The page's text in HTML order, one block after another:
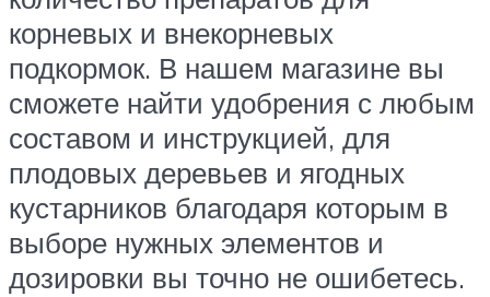
корневых и внекорневых
подкормок. В нашем магазине вы
сможете найти удобрения с любым
составом и инструкцией, для
плодовых деревьев и ягодных
кустарников благодаря которым в
выборе нужных элементов и
дозировки вы точно не ошибетесь.